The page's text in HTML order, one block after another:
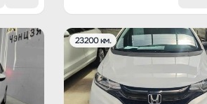
23200 км.